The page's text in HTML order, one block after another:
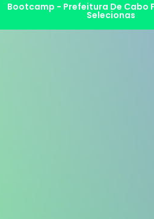
Bootcamp - Prefeitura De Cabo
Selecionas